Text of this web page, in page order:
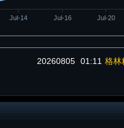
Jul-14 Jul-16 Jul-20
20260805 01:11 格林